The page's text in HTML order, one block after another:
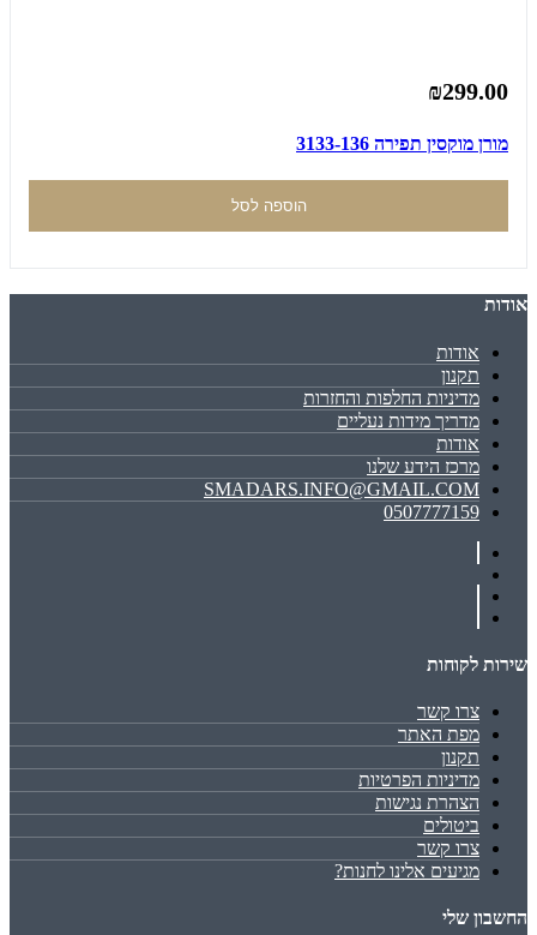
₪299.00
מורן מוקסין תפירה 3133-136
הוספה לסל
אודות
אודות
תקנון
מדיניות החלפות והחזרות
מדריך מידות נעליים
אודות
מרכז הידע שלנו
SMADARS.INFO@GMAIL.COM
0507777159
שירות לקוחות
צרו קשר
מפת האתר
תקנון
מדיניות הפרטיות
הצהרת נגישות
ביטולים
צרו קשר
מגיעים אלינו לחנות?
החשבון שלי